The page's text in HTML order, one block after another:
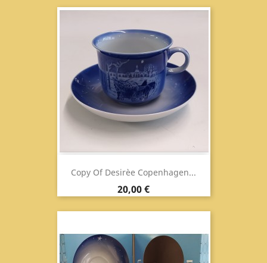
Copy Of Desirèe Copenhagen...
Prix
20,00 €